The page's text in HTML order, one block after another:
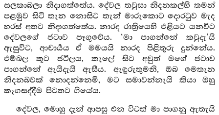
සලකාබලා නිදාගත්තේය. දේවල තවුසා නිදනකල්හි තමන්
පළමුව සිටි තැන නොසිට තැන් මාරුකොට දොරටුව මැද
හරස් අතට නිදාගත්තේය. නාරද රාත්‍රියෙහි එළියට යනවිට
දේවලගේ ජටාව පෑගුවේය. ‘මා පාගන්නේ කවුදැ’යි
ඇසුවිට, ආචාර්‍යය ඒ මමයයි නාරද පිළිතුරු දුන්නේය.
එම්බල කූට ජටිලය, කැලේ සිට අවුත් මගේ ජටාව
පාගන්නේ ඇයිදැයි ඇසීය. ඇඳුරුතුමනි, ඔබ මෙතැන
නිදනබවක් නොදන්නෙමි, මට සමාවන්නැයි කියා ඔහු
කෑගසද්දීම පිටතට ගියේය.
දේවල, මොහු දැන් ආපසු එන විටත් මා පාගනු ඇතැයි